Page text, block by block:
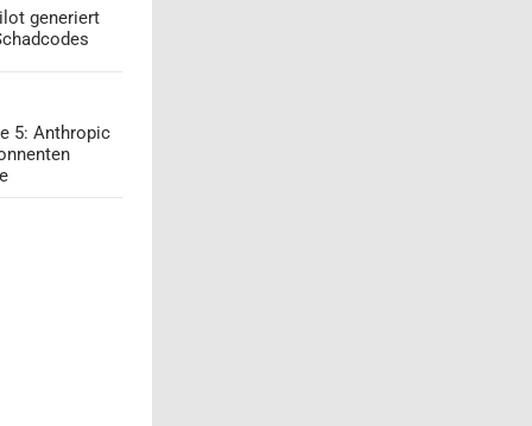
generiert
5: Anthropic